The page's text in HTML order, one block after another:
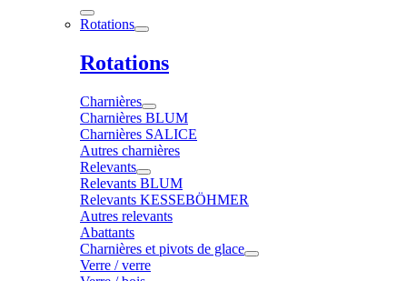
Rotations
Rotations
Charnières
Charnières BLUM
Charnières SALICE
Autres charnières
Relevants
Relevants BLUM
Relevants KESSEBÖHMER
Autres relevants
Abattants
Charnières et pivots de glace
Verre / verre